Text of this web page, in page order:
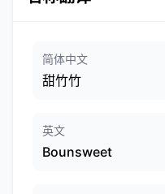
简体中文
甜竹竹
英文
Bounsweet